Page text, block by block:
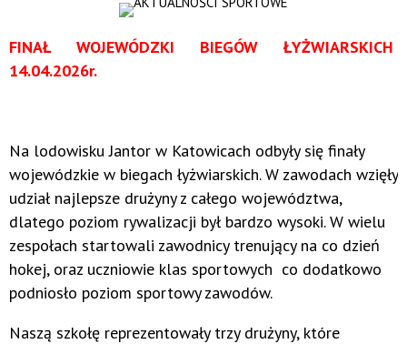
FINAŁ WOJEWÓDZKI BIEGÓW ŁYŻWIARSKICH
14.04.2026r.
Na lodowisku Jantor w Katowicach odbyły się finały
wojewódzkie w biegach łyżwiarskich. W zawodach wzięły
udział najlepsze drużyny z całego województwa,
dlatego poziom rywalizacji był bardzo wysoki. W wielu
zespołach startowali zawodnicy trenujący na co dzień
hokej, oraz uczniowie klas sportowych co dodatkowo
podniosło poziom sportowy zawodów.
Naszą szkołę reprezentowały trzy drużyny, które